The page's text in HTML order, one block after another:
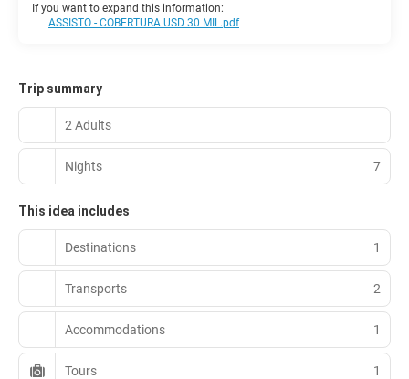
If you want to expand this information:
ASSISTO - COBERTURA USD 30 MIL.pdf
Trip summary
2 Adults
Nights 7
This idea includes
Destinations 1
Transports 2
Accommodations 1
Tours 1